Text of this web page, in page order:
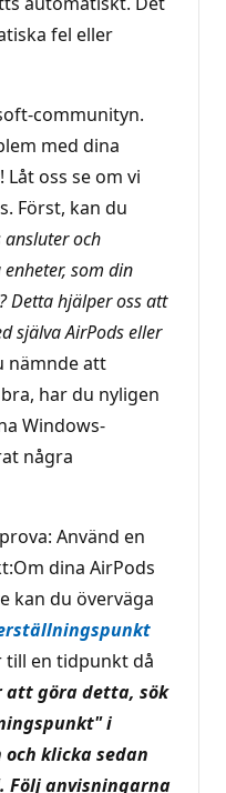
fel eller
communityn.
med dina
oss se om vi
Först, kan du
och
som din
Detta hjälper oss att
själva AirPods eller
nämnde att
har du nyligen
Windows-
några
Använd en
dina AirPods
kan du överväga
en tidpunkt då
att göra detta, sök
i
klicka sedan
Följ anvisningarna